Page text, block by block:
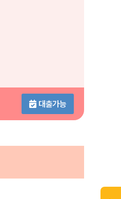
대출가능